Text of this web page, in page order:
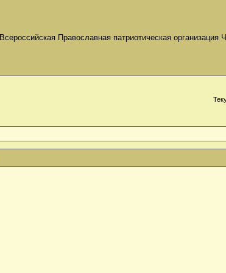
Всероссийская Православная патриотическая организация